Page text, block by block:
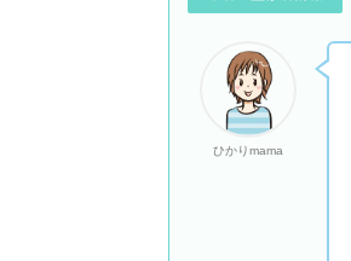
ひかりmama